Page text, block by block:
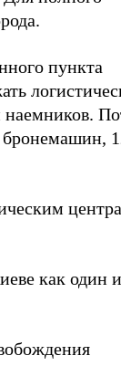
пункта
наемников.
бронемашин,
как один